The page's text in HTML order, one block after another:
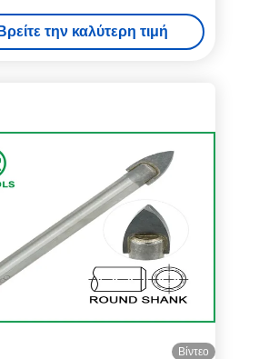
τεκτονικών γυαλιού μετρική
Βρείτε την καλύτερη τιμή
Βίντεο